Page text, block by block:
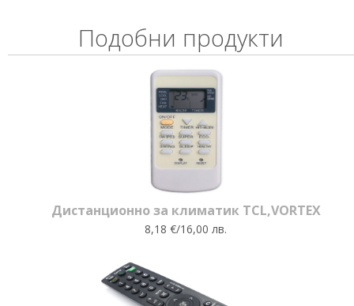
Подобни продукти
Дистанционно за климатик TCL,VORTEX
8,18 €/16,00 лв.